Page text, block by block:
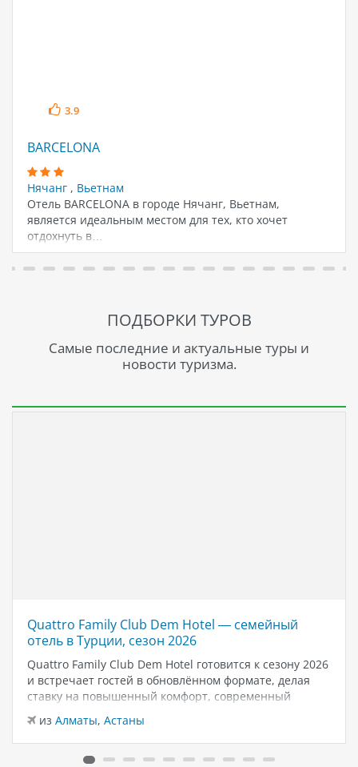
3.9
BARCELONA
Нячанг , Вьетнам
Отель BARCELONA в городе Нячанг, Вьетнам,
является идеальным местом для тех, кто хочет
отдохнуть в…
ПОДБОРКИ ТУРОВ
Самые последние и актуальные туры и
новости туризма.
Quattro Family Club Dem Hotel — семейный
отель в Турции, сезон 2026
Quattro Family Club Dem Hotel готовится к сезону 2026
и встречает гостей в обновлённом формате, делая
ставку на повышенный комфорт, современный
дизайн и атмосферу спокойного семейного отдыха у
моря. Отель остаётся популярным выбором для тех,
кто ищет семейный отель в…
из Алматы, Астаны